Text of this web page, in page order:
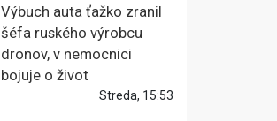
Výbuch auta ťažko zranil
šéfa ruského výrobcu
dronov, v nemocnici
bojuje o život
Streda, 15:53